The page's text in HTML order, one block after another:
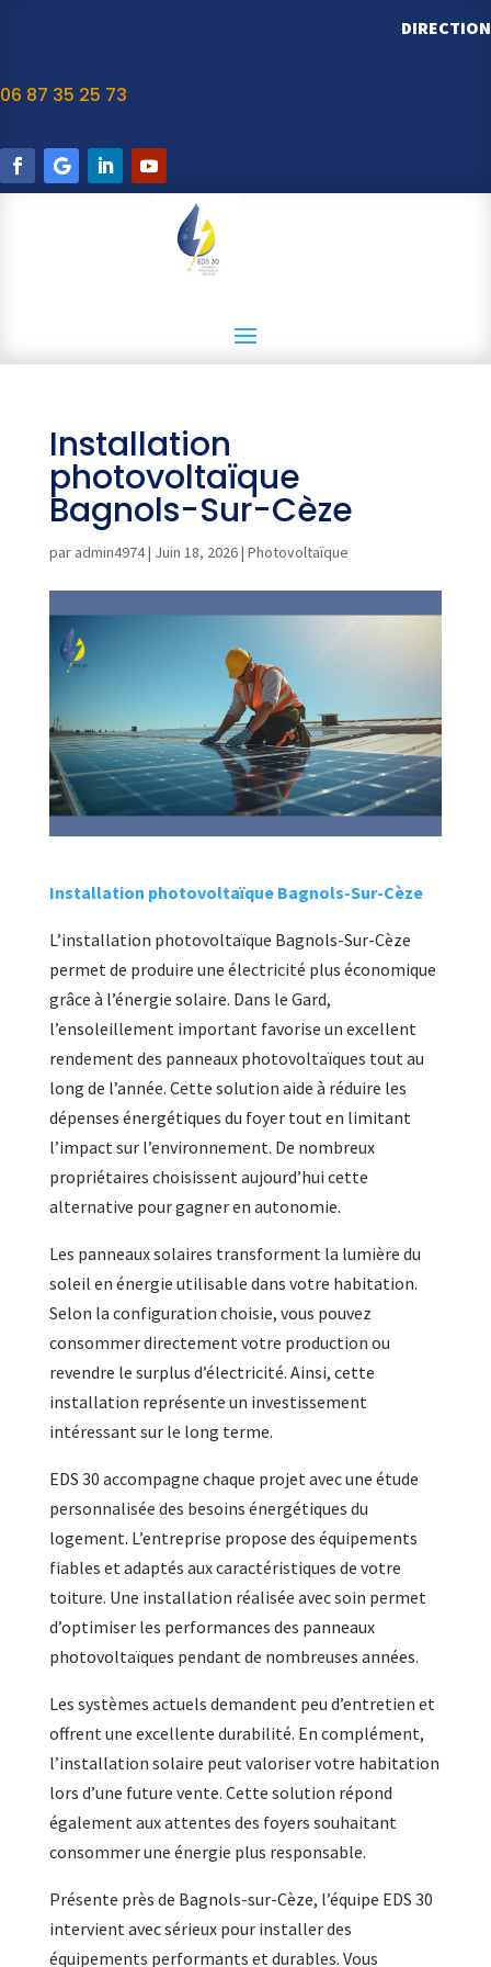
DIRECTION
06 87 35 25 73
Installation
photovoltaïque
Bagnols-Sur-Cèze
par admin4974| Juin 18, 2026| Photovoltaïque
Installation photovoltaïque Bagnols-Sur-Cèze
L’installation photovoltaïque Bagnols-Sur-Cèze
permet de produire une électricité plus économique
grâce à l’énergie solaire. Dans le Gard,
l’ensoleillement important favorise un excellent
rendement des panneaux photovoltaïques tout au
long de l’année. Cette solution aide à réduire les
dépenses énergétiques du foyer tout en limitant
l’impact sur l’environnement. De nombreux
propriétaires choisissent aujourd’hui cette
alternative pour gagner en autonomie.
Les panneaux solaires transforment la lumière du
soleil en énergie utilisable dans votre habitation.
Selon la configuration choisie, vous pouvez
consommer directement votre production ou
revendre le surplus d’électricité. Ainsi, cette
installation représente un investissement
intéressant sur le long terme.
EDS 30 accompagne chaque projet avec une étude
personnalisée des besoins énergétiques du
logement. L’entreprise propose des équipements
fiables et adaptés aux caractéristiques de votre
toiture. Une installation réalisée avec soin permet
d’optimiser les performances des panneaux
photovoltaïques pendant de nombreuses années.
Les systèmes actuels demandent peu d’entretien et
offrent une excellente durabilité. En complément,
l’installation solaire peut valoriser votre habitation
lors d’une future vente. Cette solution répond
également aux attentes des foyers souhaitant
consommer une énergie plus responsable.
Présente près de Bagnols-sur-Cèze, l’équipe EDS 30
intervient avec sérieux pour installer des
équipements performants et durables. Vous